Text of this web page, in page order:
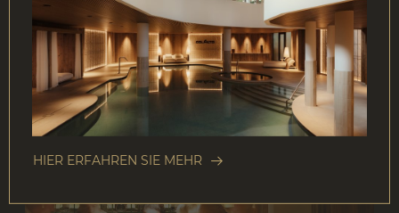
HIER ERFAHREN SIE MEHR